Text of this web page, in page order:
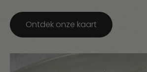
Ontdek onze kaart